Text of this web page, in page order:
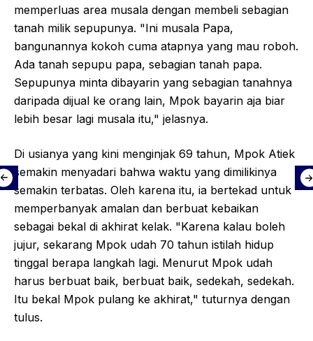
memperluas area musala dengan membeli sebagian
tanah milik sepupunya. "Ini musala Papa,
bangunannya kokoh cuma atapnya yang mau roboh.
Ada tanah sepupu papa, sebagian tanah papa.
Sepupunya minta dibayarin yang sebagian tanahnya
daripada dijual ke orang lain, Mpok bayarin aja biar
lebih besar lagi musala itu," jelasnya.
Di usianya yang kini menginjak 69 tahun, Mpok Atiek
semakin menyadari bahwa waktu yang dimilikinya
semakin terbatas. Oleh karena itu, ia bertekad untuk
memperbanyak amalan dan berbuat kebaikan
sebagai bekal di akhirat kelak. "Karena kalau boleh
jujur, sekarang Mpok udah 70 tahun istilah hidup
tinggal berapa langkah lagi. Menurut Mpok udah
harus berbuat baik, berbuat baik, sedekah, sedekah.
Itu bekal Mpok pulang ke akhirat," tuturnya dengan
tulus.